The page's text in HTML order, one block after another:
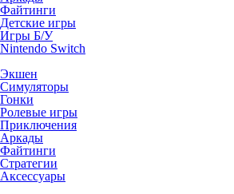
Файтинги
Детские игры
Игры Б/У
Nintendo Switch
Экшен
Симуляторы
Гонки
Ролевые игры
Приключения
Аркады
Файтинги
Стратегии
Аксессуары